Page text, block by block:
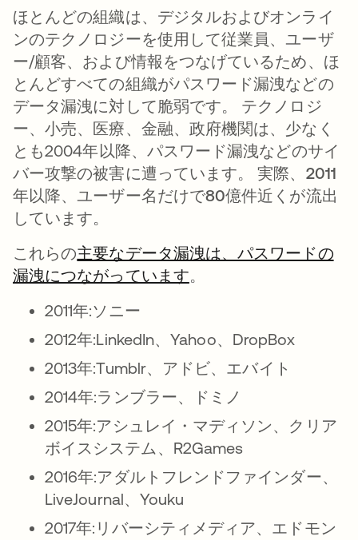
ほとんどの組織は、デジタルおよびオンライ
ンのテクノロジーを使用して従業員、ユーザ
ー/顧客、および情報をつなげているため、ほ
とんどすべての組織がパスワード漏洩などの
データ漏洩に対して脆弱です。 テクノロジ
ー、小売、医療、金融、政府機関は、少なく
とも2004年以降、パスワード漏洩などのサイ
バー攻撃の被害に遭っています。 実際、 2011
年以降、ユーザー名だけで80億件近くが流出
しています。
これらの主要なデータ漏洩は、パスワードの
漏洩につながっています新しいタブで開く
。
2011年:ソニー
2012年:LinkedIn、Yahoo、DropBox
2013年:Tumblr、アドビ、エバイト
2014年:ランブラー、ドミノ
2015年:アシュレイ・マディソン、クリア
ボイスシステム、R2Games
2016年:アダルトフレンドファインダー、
LiveJournal、Youku
2017年:リバーシティメディア、エドモン